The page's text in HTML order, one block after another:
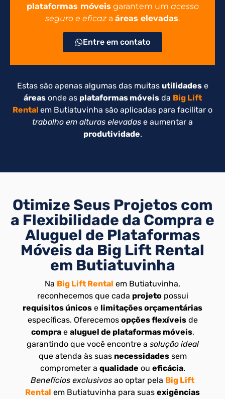
plataformas móveis garantem um acesso
seguro e eficaz a áreas elevadas.
Entre em contato
Estas são apenas algumas das muitas utilidadese
áreasonde as plataformas móveisda Big Lift
Rental em Butiatuvinha são aplicadas para facilitar o
trabalho em alturas elevadas e aumentar a
produtividade.
Otimize Seus Projetos com
a Flexibilidade da Compra e
Aluguel de Plataformas
Móveis da Big Lift Rental
em Butiatuvinha
Na Big Lift Rental em Butiatuvinha,
reconhecemos que cada projetopossui
requisitos únicos e limitações orçamentárias
específicas. Oferecemos opções flexíveisde
comprae aluguel de plataformas móveis,
garantindo que você encontre a solução ideal
que atenda às suas necessidadessem
comprometer a qualidade ou eficácia.
Benefícios exclusivos ao optar pela Big Lift
Rental em Butiatuvinha para suas exigências